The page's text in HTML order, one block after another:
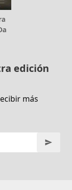
edición
más